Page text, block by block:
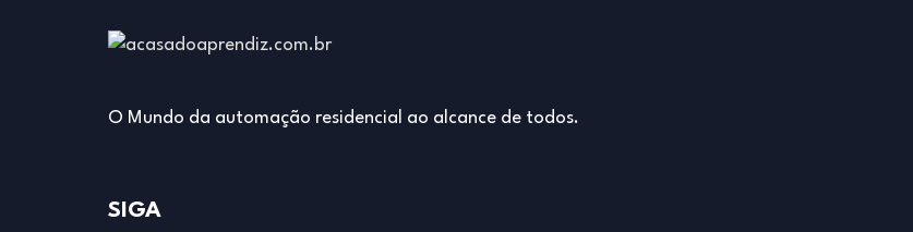
O Mundo da automação residencial ao alcance de todos.
SIGA